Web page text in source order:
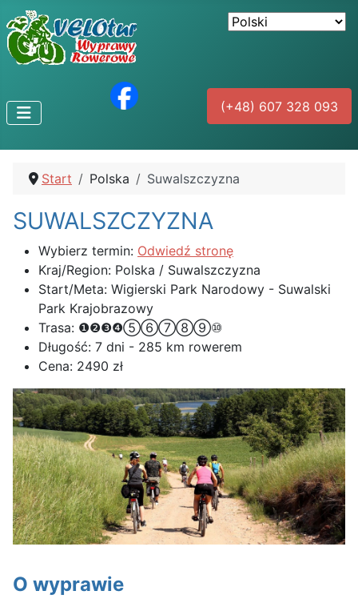
(+48) 607 328 093
Start Polska Suwalszczyzna
SUWALSZCZYZNA
Wybierz termin: Odwiedź stronę
Kraj/Region: Polska / Suwalszczyzna
Start/Meta: Wigierski Park Narodowy - Suwalski
Park Krajobrazowy
Trasa: ❶❷❸❹⑤⑥⑦⑧⑨⑩
Długość: 7 dni - 285 km rowerem
Cena: 2490 zł
O wyprawie